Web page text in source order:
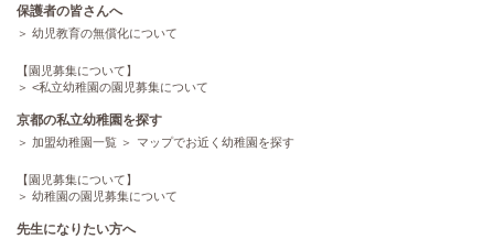
保護者の皆さんへ
幼児教育の無償化について
【園児募集について】
<私立幼稚園の園児募集について
京都の私立幼稚園を探す
加盟幼稚園一覧 マップでお近く幼稚園を探す
【園児募集について】
幼稚園の園児募集について
先生になりたい方へ